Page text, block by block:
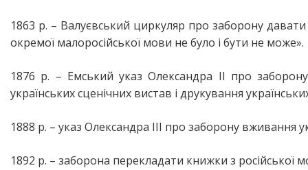
1863 р. – Валуєвський циркуляр про заборону давати
окремої малоросійської мови не було і бути не може».
1876 р. – Емський указ Олександра ІІ про
українських сценічних вистав і друкування
1888 р. – указ Олександра III про заборону вживання
1892 р. – заборона перекладати книжки з російської